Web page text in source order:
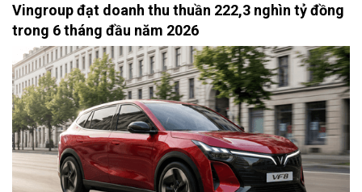
Vingroup đạt doanh thu thuần 222,3 nghìn tỷ đồng
trong 6 tháng đầu năm 2026